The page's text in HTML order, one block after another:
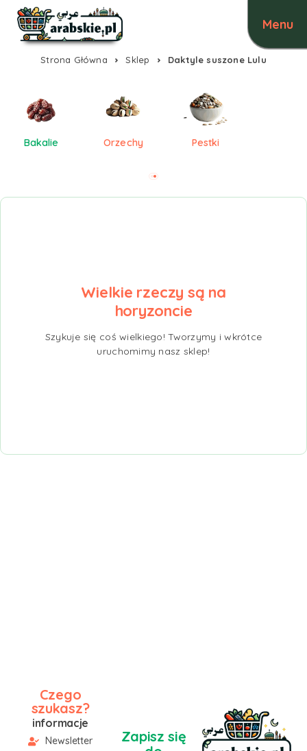
Strona Główna Sklep Daktyle suszone Lulu
Bakalie Orzechy Pestki
Wielkie rzeczy są na
horyzoncie
Szykuje się coś wielkiego! Tworzymy i wkrótce
uruchomimy nasz sklep!
Czego
szukasz?
informacje
Newsletter
Zapisz się